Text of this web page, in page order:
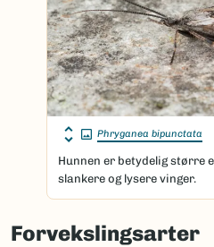
Phryganea bipunctata
Hunnen er betydelig større
slankere og lysere vinger.
Forvekslingsarter